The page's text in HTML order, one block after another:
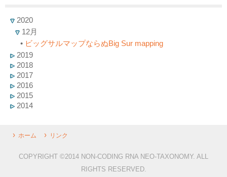
2020
12月
• ビッグサルマップならぬBig Sur mapping
2019
2018
2017
2016
2015
2014
ホーム リンク
COPYRIGHT ©2014 NON-CODING RNA NEO-TAXONOMY. ALL
RIGHTS RESERVED.